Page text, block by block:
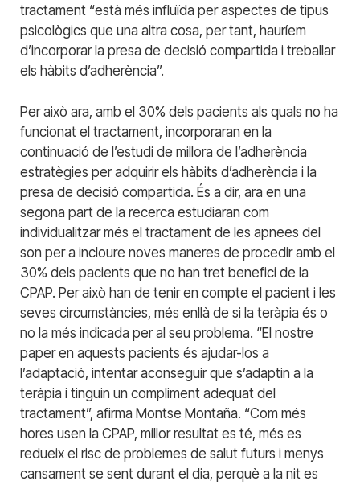
tractament “està més influïda per aspectes de tipus
psicològics que una altra cosa, per tant, hauríem
d’incorporar la presa de decisió compartida i treballar
els hàbits d’adherència”.
Per això ara, amb el 30% dels pacients als quals no ha
funcionat el tractament, incorporaran en la
continuació de l’estudi de millora de l’adherència
estratègies per adquirir els hàbits d’adherència i la
presa de decisió compartida. És a dir, ara en una
segona part de la recerca estudiaran com
individualitzar més el tractament de les apnees del
son per a incloure noves maneres de procedir amb el
30% dels pacients que no han tret benefici de la
CPAP. Per això han de tenir en compte el pacient i les
seves circumstàncies, més enllà de si la teràpia és o
no la més indicada per al seu problema. “El nostre
paper en aquests pacients és ajudar-los a
l’adaptació, intentar aconseguir que s’adaptin a la
teràpia i tinguin un compliment adequat del
tractament”, afirma Montse Montaña. “Com més
hores usen la CPAP, millor resultat es té, més es
redueix el risc de problemes de salut futurs i menys
cansament se sent durant el dia, perquè a la nit es